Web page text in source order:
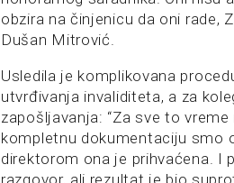
obzira na činjenicu da oni rade,
Dušan Mitrović.
Usledila je komplikovana
utvrđivanja invaliditeta, a za
zapošljavanja: “Za sve to
kompletnu dokumentaciju smo
direktorom ona je prihvaćena. I